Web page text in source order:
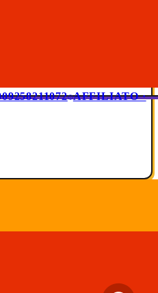
AFFILIATO ·